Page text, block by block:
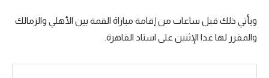
سعودي في الجول
ويأتي ذلك قبل ساعات من إقامة مباراة القمة بين الأهلي والزمالك
والمقرر لها غدا الإثنين على استاد القاهرة.